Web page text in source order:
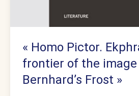
« Homo Pictor.
frontier of the
Bernhard’s Frost »